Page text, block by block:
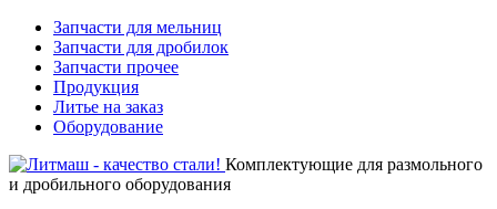
Запчасти для мельниц
Запчасти для дробилок
Запчасти прочее
Продукция
Литье на заказ
Оборудование
Комплектующие для размольного
и дробильного оборудования